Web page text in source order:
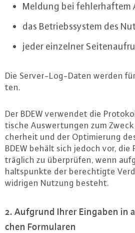
Meldung bei feh­ler­haf­tem
das Be­triebs­sys­tem des
jeder einzelner
Die Ser­ver-Log-Da­ten werden
ten.
Der BDEW verwendet die
ti­sche Aus­wer­tun­gen zum
cher­heit und der Op­ti­mie­rung
BDEW behält sich jedoch vor,
träg­lich zu über­prü­fen, wenn
halts­punk­te der be­rech­tig­te
wid­ri­gen Nutzung besteht.
2. Aufgrund Ihrer Eingaben
chen For­mu­la­ren